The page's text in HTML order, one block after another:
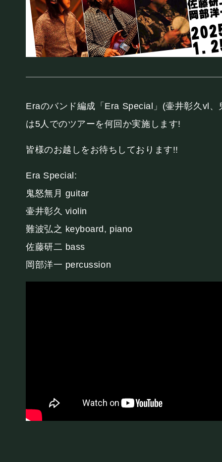
お知らせ
SCHEDULE
RESERVATION
予約・当日の流れ
PRIVATE
Eraのバンド編成「Era Special」(壷井彰久vl
は5人でのツアーを何回か実施します!
皆様のお越しをお待ちしております!!
Era Special:
鬼怒無月 guitar
壷井彰久 violin
難波弘之 keyboard, piano
佐藤研二 bass
岡部洋一 percussion